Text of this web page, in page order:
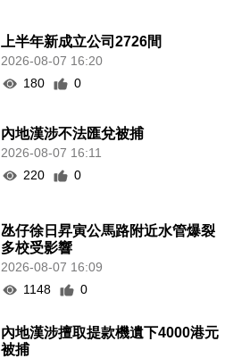
上半年新成立公司2726間
2026-08-07 16:20
180
0
內地漢涉不法匯兌被捕
2026-08-07 16:11
220
0
氹仔徐日昇寅公馬路附近水管爆裂
多校受影響
2026-08-07 16:09
1148
0
內地漢涉擅取提款機遺下4000港元
被捕